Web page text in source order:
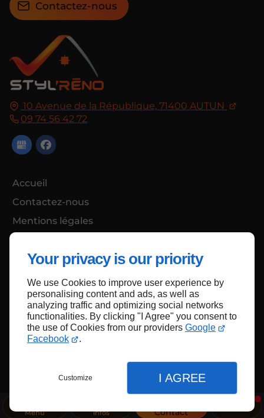
Your privacy is our priority
We use Cookies to improve user experience by
personalising content and ads, as well as
analyzing traffic and optimizing social networks
functionalities. By clicking "I Agree" you consent to
the use of Cookies from our providers Google
Facebook
.
Customize I AGREE
Menu Infos Contact
10 Avenue de la République, 71400 AUTUN
09 74 56 42 72
Accueil
Contactez-nous
Mentions légales
Contactez-nous
Haut de page